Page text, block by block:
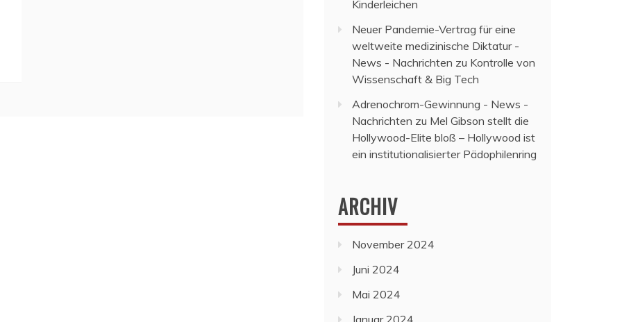
Kinderleichen
Neuer Pandemie-Vertrag für eine
weltweite medizinische Diktatur -
News - Nachrichten zu Kontrolle von
Wissenschaft & Big Tech
Adrenochrom-Gewinnung - News -
Nachrichten zu Mel Gibson stellt die
Hollywood-Elite bloß – Hollywood ist
ein institutionalisierter Pädophilenring
ARCHIV
November 2024
Juni 2024
Mai 2024
Januar 2024